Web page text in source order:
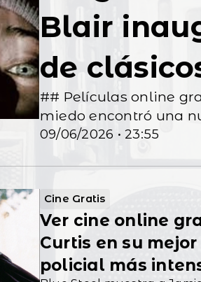
09/06/2026 • 23:55
Blair
de
todavía
## Películas online
miedo encontró una
Cine Gratis
Ver cine online
Curtis en su
policial más